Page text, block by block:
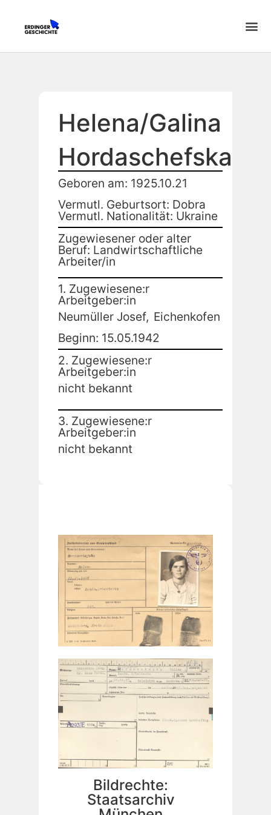
Helena/Galina
Hordaschefska
Geboren am: 1925.10.21
Vermutl. Geburtsort: Dobra
Vermutl. Nationalität: Ukraine
Zugewiesener oder alter
Beruf: Landwirtschaftliche
Arbeiter/in
1. Zugewiesene:r
Arbeitgeber:in
Neumüller Josef, Eichenkofen
Beginn: 15.05.1942
2. Zugewiesene:r
Arbeitgeber:in
nicht bekannt
3. Zugewiesene:r
Arbeitgeber:in
nicht bekannt
Bildrechte:
Staatsarchiv